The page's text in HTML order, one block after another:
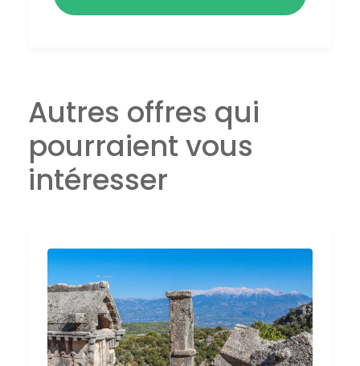
Autres offres qui
pourraient vous
intéresser